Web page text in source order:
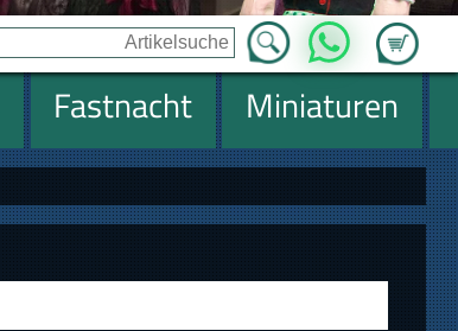
Zum
WhatsApp
Fastnacht
Miniaturen